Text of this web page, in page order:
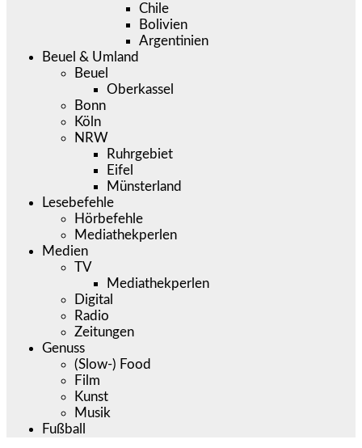
Chile
Bolivien
Argentinien
Beuel & Umland
Beuel
Oberkassel
Bonn
Köln
NRW
Ruhrgebiet
Eifel
Münsterland
Lesebefehle
Hörbefehle
Mediathekperlen
Medien
TV
Mediathekperlen
Digital
Radio
Zeitungen
Genuss
(Slow-) Food
Film
Kunst
Musik
Fußball